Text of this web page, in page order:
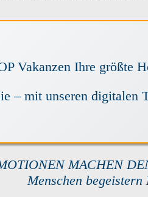
Vakanzen Ihre größte
– mit unseren digitalen
MACHEN
Menschen begeistern